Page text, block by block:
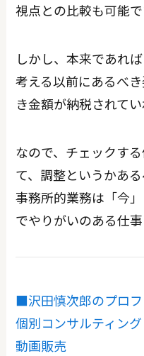
視点との比較も可能で
しかし、本来であれ
考える以前にあるべ
き金額が納税されて
なので、チェックす
て、調整というかあ
事務所的業務は「今
でやりがいのある仕事
■沢田慎次郎のプロ
個別コンサルティング
動画販売